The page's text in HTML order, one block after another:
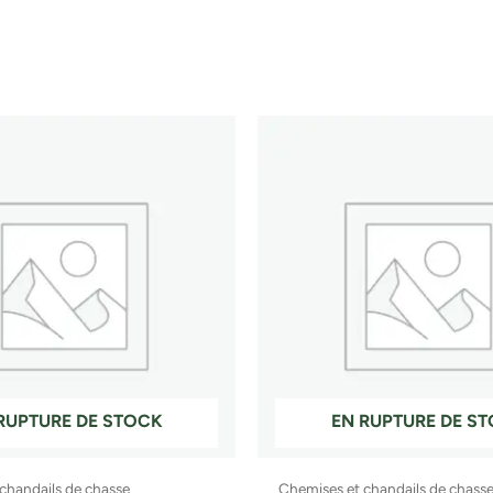
DE STOCK
de chasse
EN RUPTURE DE
Chemises et chandails de chasse